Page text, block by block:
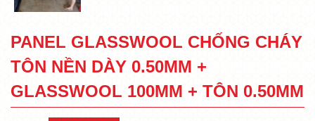
PANEL GLASSWOOL CHỐNG CHÁY
TÔN NỀN DÀY 0.50MM +
GLASSWOOL 100MM + TÔN 0.50MM